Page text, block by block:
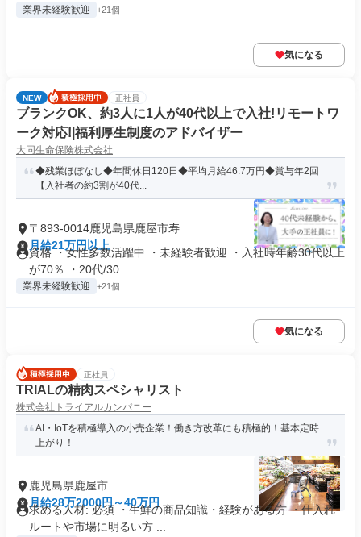
業界未経験歓迎 +21個
気になる
NEW 正社員
ブランクOK、約3人に1人が40代以上で入社!リモートワ
ーク対応!|福利厚生制度のアドバイザー
大同生命保険株式会社
◆残業ほぼなし◆年間休日120日◆平均月給46.7万円◆賞与年2回
【入社者の約3割が40代...
〒893-0014鹿児島県鹿屋市寿
月給21万円以上
資格 ・女性多数活躍中 ・未経験者歓迎 ・入社時年齢30代以上
が70％ ・20代/30...
業界未経験歓迎 +21個
気になる
正社員
TRIALの精肉スペシャリスト
株式会社トライアルカンパニー
AI・IoTを積極導入の小売企業！働き方改革にも積極的！基本定時
上がり！
鹿児島県鹿屋市
月給28万2000円～40万円
求める人材: 必須 ・生鮮の商品知識・経験がある方 ・仕入れ
ルートや市場に明るい方 ...